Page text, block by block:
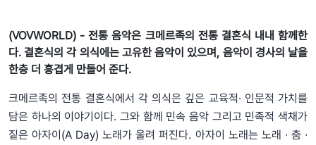
(VOVWORLD) - 전통 음악은 크메르족의 전통 결혼식 내내 함께한
다. 결혼식의 각 의식에는 고유한 음악이 있으며, 음악이 경사의 날을
한층 더 흥겹게 만들어 준다.
크메르족의 전통 결혼식에서 각 의식은 깊은 교육적· 인문적 가치를
담은 하나의 이야기이다. 그와 함께 민속 음악 그리고 민족적 색채가
짙은 아자이(A Day) 노래가 울려 퍼진다. 아자이 노래는 노래 ∙ 춤 ∙